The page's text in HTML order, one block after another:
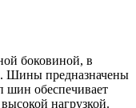
боковиной, в
Шины предназначены
шин обеспечивает
нагрузкой.